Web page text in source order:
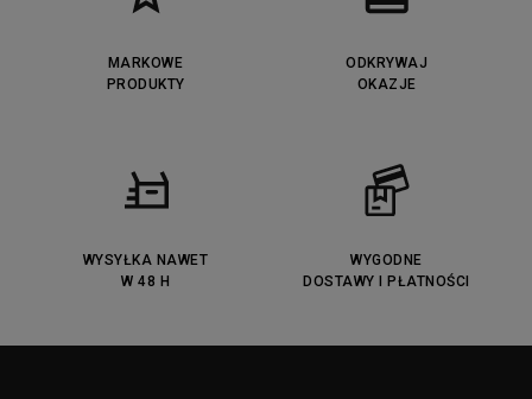
MARKOWE
PRODUKTY
ODKRYWAJ
OKAZJE
WYSYŁKA NAWET
W 48 H
WYGODNE
DOSTAWY I PŁATNOŚCI